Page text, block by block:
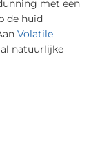
met een
de huid
Volatile
natuurlijke